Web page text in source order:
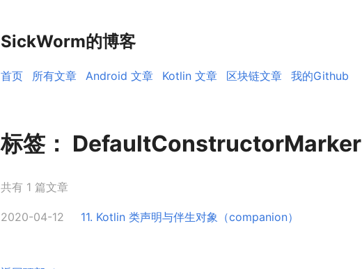
SickWorm的博客
首页 所有文章 Android 文章 Kotlin 文章 区块链文章 我的Github
标签： DefaultConstructorMarker
共有 1 篇文章
2020-04-12 11. Kotlin 类声明与伴生对象（companion）